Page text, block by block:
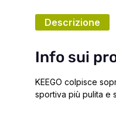
Descrizione
Info sui
KEEGO colpisce
sportiva più pulita e